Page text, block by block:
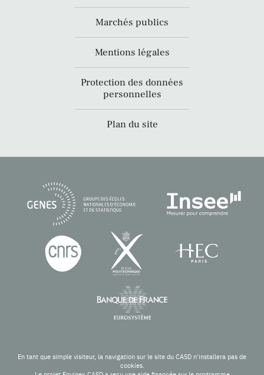
Marchés publics
Mentions légales
Protection des données
personnelles
Plan du site
En tant que simple visiteur, la navigation sur le site du CASD n'installera pas de
cookies.